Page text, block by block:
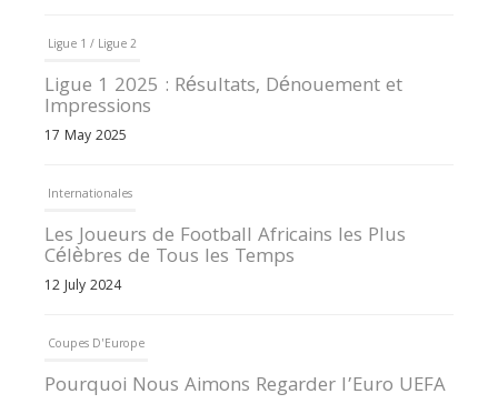
Ligue 1 / Ligue 2
Ligue 1 2025 : Résultats, Dénouement et
Impressions
17 May 2025
Internationales
Les Joueurs de Football Africains les Plus
Célèbres de Tous les Temps
12 July 2024
Coupes D'Europe
Pourquoi Nous Aimons Regarder l’Euro UEFA